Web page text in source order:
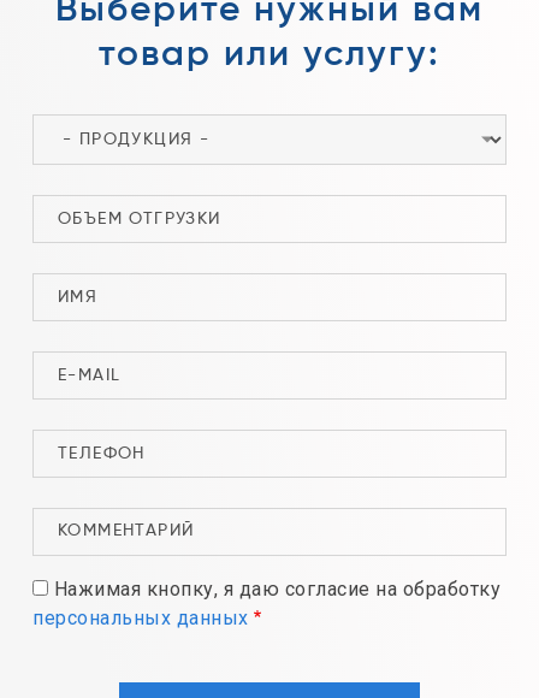
Выберите нужный вам
товар или услугу:
Нажимая кнопку, я даю согласие на обработку
персональных данных